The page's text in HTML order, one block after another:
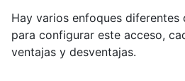
Hay varios enfoques diferentes
para configurar este acceso,
ventajas y desventajas.